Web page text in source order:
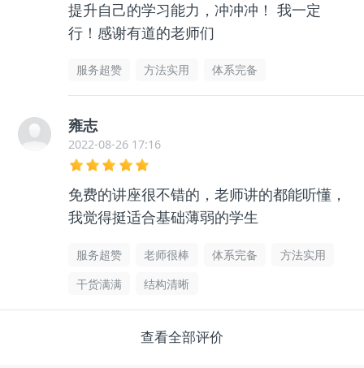
提升自己的学习能力，冲冲冲！ 我一定
行！感谢有道的老师们
服务超赞 方法实用 体系完备
雍志
2022-08-26 17:16
免费的讲座很不错的，老师讲的都能听懂，
我觉得挺适合基础薄弱的学生
服务超赞 老师很棒 体系完备
方法实用
干货满满
结构清晰
查看全部评价